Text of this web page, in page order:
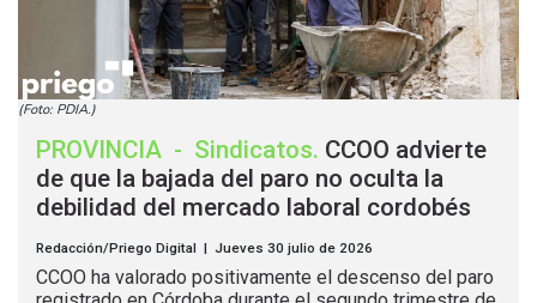
(Foto: PDIA.)
PROVINCIA - Sindicatos. CCOO advierte
de que la bajada del paro no oculta la
debilidad del mercado laboral cordobés
Redacción/Priego Digital | Jueves 30 julio de 2026
CCOO ha valorado positivamente el descenso del paro